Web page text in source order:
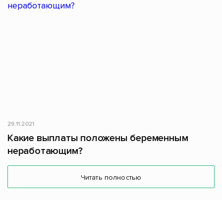
29.11.2021
Какие выплаты положены беременным
неработающим?
Читать полностью